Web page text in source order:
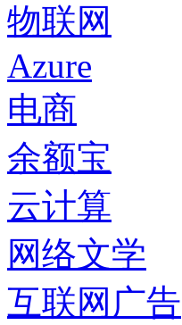
物联网
Azure
电商
余额宝
云计算
网络文学
互联网广告